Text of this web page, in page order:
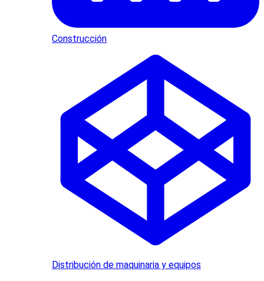
Construcción
Distribución de maquinaria y equipos